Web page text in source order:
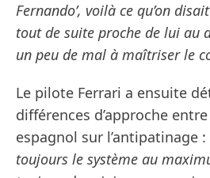
Fernando’, voilà ce qu’on
tout de suite proche de lui au
un peu de mal à maîtriser le
Le pilote Ferrari a ensuite
différences d’approche
espagnol sur l’antipatinage :
toujours le système au